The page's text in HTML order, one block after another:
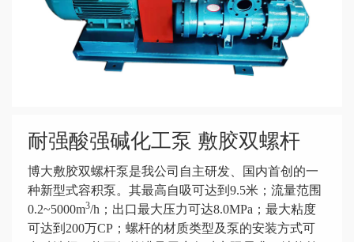
耐强酸强碱化工泵 敷胶双螺杆
博大敷胶双螺杆泵是我公司自主研发、国内首创的一
种新型式容积泵。其最高自吸可达到9.5米；流量范围
0.2~5000m3/h；出口最大压力可达8.0MPa；最大粘度
可达到200万CP；螺杆的材质类型及泵的安装方式可